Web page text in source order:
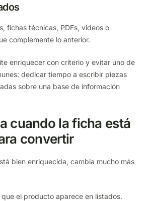
fichas técnicas, PDFs, videos o
complemente lo anterior.
enriquecer con criterio y evitar uno de
dedicar tiempo a escribir piezas
sobre una base de información
cuando la ficha está
convertir
bien enriquecida, cambia mucho más
el producto aparece en listados.